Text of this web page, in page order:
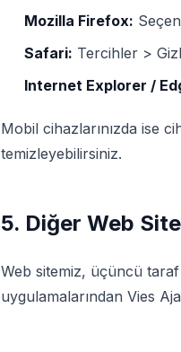
Mozilla Firefox:
Safari: Tercihler >
Internet Explorer /
Mobil cihazlarınızda ise
temizleyebilirsiniz.
5. Diğer Web
Web sitemiz, üçüncü
uygulamalarından Vies